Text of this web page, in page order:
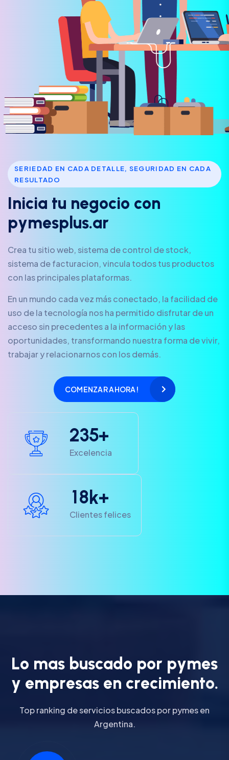
SERIEDAD EN CADA DETALLE, SEGURIDAD EN CADA
RESULTADO
Inicia tu negocio con
pymesp us.ar
Crea tu sitio web, sistema de control de stock,
sistema de facturacion, vincula todos tus productos
con las principales plataformas.
En un mundo cada vez más conectado, la facilidad de
uso de la tecnología nos ha permitido disfrutar de un
acceso sin precedentes a la información y las
oportunidades, transformando nuestra forma de vivir,
trabajar y relacionarnos con los demás.
COMENZAR AHORA!
235+
Excelencia
18k+
Clientes felices
Lo mas buscado por pymes
y empresas en crecimiento.
Top ranking de servicios buscados por pymes en
Argentina.